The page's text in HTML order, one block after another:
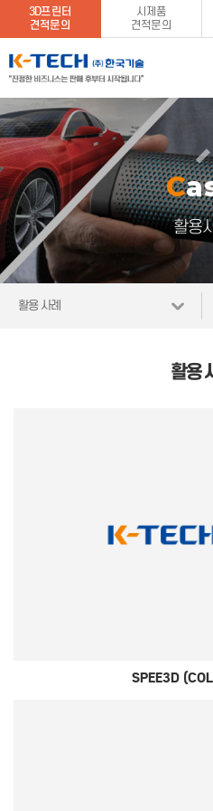
3D프린터
견적문의
시제품
견적문의
활용
활용 사례
활용
SPEE3D